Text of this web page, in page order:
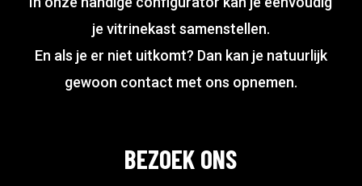
productpaginaje vitrinekast samenstellen.
En als je er niet uitkomt? Dan kan je natuurlijk
gewoon contact met ons opnemen.
BEZOEK ONS